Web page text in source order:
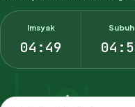
Imsyak
04:49
Subuh